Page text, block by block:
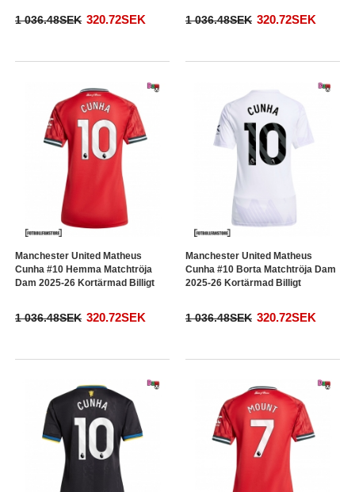
1 036.48SEK 320.72SEK 1 036.48SEK 320.72SEK
Manchester United Matheus
Cunha #10 Hemma Matchtröja
Dam 2025-26 Kortärmad Billigt
1 036.48SEK 320.72SEK
Manchester United Matheus
Cunha #10 Borta Matchtröja Dam
2025-26 Kortärmad Billigt
1 036.48SEK 320.72SEK